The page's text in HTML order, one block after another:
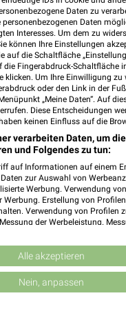
27,8 km
Angebote ab
Gültig bis Fr.
Daten zu
Daten
Interesses. Um dem zu
können Ihre Einstellungen
auf die Schaltfläche
die Fingerabdruck-Schaltfläche
klicken. Um Ihre Einwilligung zu
oder den Link in der
„Meine Daten“. Auf
Diese Entscheidungen
keinen Einfluss auf die
verarbeiten Daten, um
und Folgendes zu tun:
auf Informationen auf einem
zur Auswahl von
Werbung. Verwendung
Werbung. Erstellung von
Verwendung von Profilen
der Werbeleistung.
aus verschiedenen Quellen.
Verwendung reduzierter
der Europäischen Union
Alle akzeptieren
Nein, anpassen